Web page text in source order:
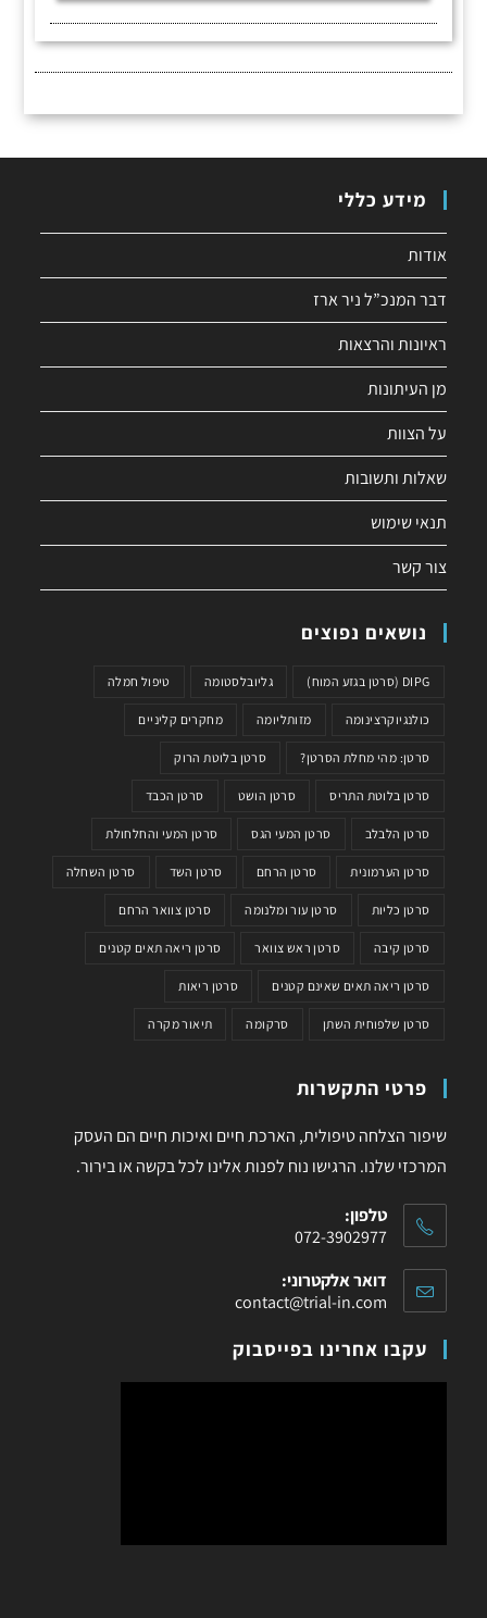
מידע כללי
אודות
דבר המנכ”ל ניר ארז
ראיונות והרצאות
מן העיתונות
על הצוות
שאלות ותשובות
תנאי שימוש
צור קשר
נושאים נפוצים
DIPG (סרטן בגזע המוח) גליובלסטומה טיפול חמלה
כולנגיוקרצינומה מזותליומה מחקרים קליניים
סרטן: מהי מחלת הסרטן? סרטן בלוטת הרוק
סרטן בלוטת התריס סרטן הושט סרטן הכבד
סרטן הלבלב סרטן המעי הגס סרטן המעי והחלחולת
סרטן הערמונית סרטן הרחם סרטן השד סרטן השחלה
סרטן כליות סרטן עור ומלנומה סרטן צוואר הרחם
סרטן קיבה סרטן ראש צוואר סרטן ריאה תאים קטנים
סרטן ריאה תאים שאינם קטנים סרטן ריאות
סרטן שלפוחית השתן סרקומה תיאור מקרה
פרטי התקשרות
שיפור הצלחה טיפולית, הארכת חיים ואיכות חיים הם העסק
המרכזי שלנו. הרגישו נוח לפנות אלינו לכל בקשה או בירור.
טלפון:
072-3902977
דואר אלקטרוני:
contact@trial-in.com
עקבו אחרינו בפייסבוק